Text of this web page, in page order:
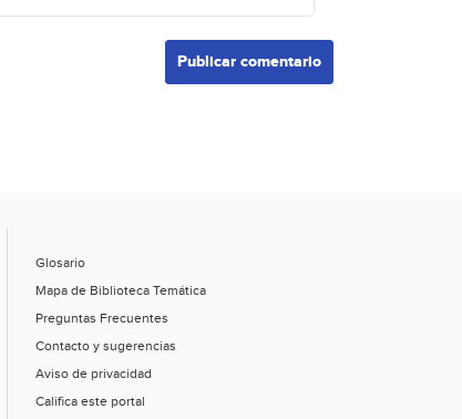
Glosario
Mapa de Biblioteca Temática
Preguntas Frecuentes
Contacto y sugerencias
Aviso de privacidad
Califica este portal